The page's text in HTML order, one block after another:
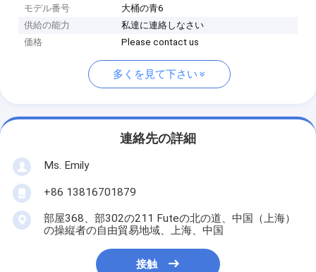
モデル番号
大桶の青6
供給の能力
私達に連絡しなさい
価格
Please contact us
多くを見て下さい
連絡先の詳細
Ms. Emily
+86 13816701879
部屋368、部302の211 Futeの北の道、中国（上海）
の操縦者の自由貿易地域、上海、中国
接触